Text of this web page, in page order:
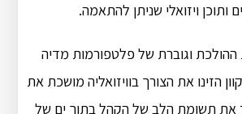
ותוכן ויזואלי שניתן להתאמה.
ההולכת וגוברת של פלטפורמות מדיה
הזינו את הצורך בוויזואליה מושכת את
את תשומת הלב של הקהל בתוך ים של